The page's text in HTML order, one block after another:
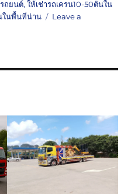
ถยนต์,ให้เช่ารถเครน10-50ตันใน
ในพื้นที่น่าน
Leave a